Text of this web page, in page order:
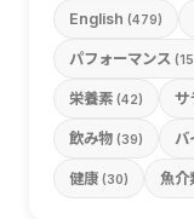
English (479)
パフォーマンス
栄養素 (42) サ
飲み物 (39) バ
健康 (30) 魚介